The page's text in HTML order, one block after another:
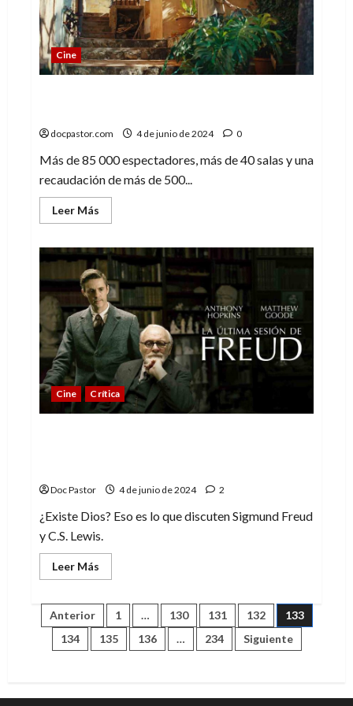
la
que
todos
hemos
soñado
alguna
vez
Cine
docpastor.com 4 de junio de 2024 0
Más de 85 000 espectadores, más de 40 salas y una
recaudación de más de 500...
Leer Más
más
La
Casa,
de
Paco
Roca
y
Álex
Montoya,
es
un
éxito
del
cine
español
Cine Crítica
Doc Pastor 4 de junio de 2024 2
¿Existe Dios? Eso es lo que discuten Sigmund Freud
y C.S. Lewis.
Leer Más
más
brillante
(y
exasperante)
Freud
en
Paginación
de
Anterior 1 … 130 131 132
133
134
135 136 … 234 Siguiente